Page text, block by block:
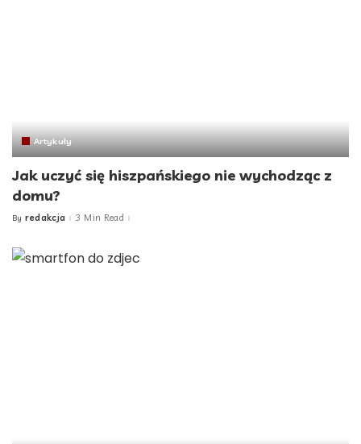
Artykuły
Jak uczyć się hiszpańskiego nie wychodząc z
domu?
Posted
By redakcja 3 Min Read